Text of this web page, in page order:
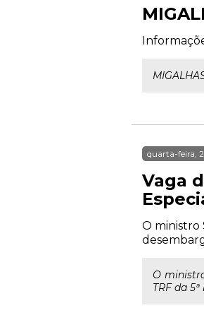
quarta-feira,
Vaga
O ministro
O
TRF da